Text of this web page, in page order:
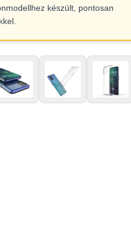
készült, pontosan